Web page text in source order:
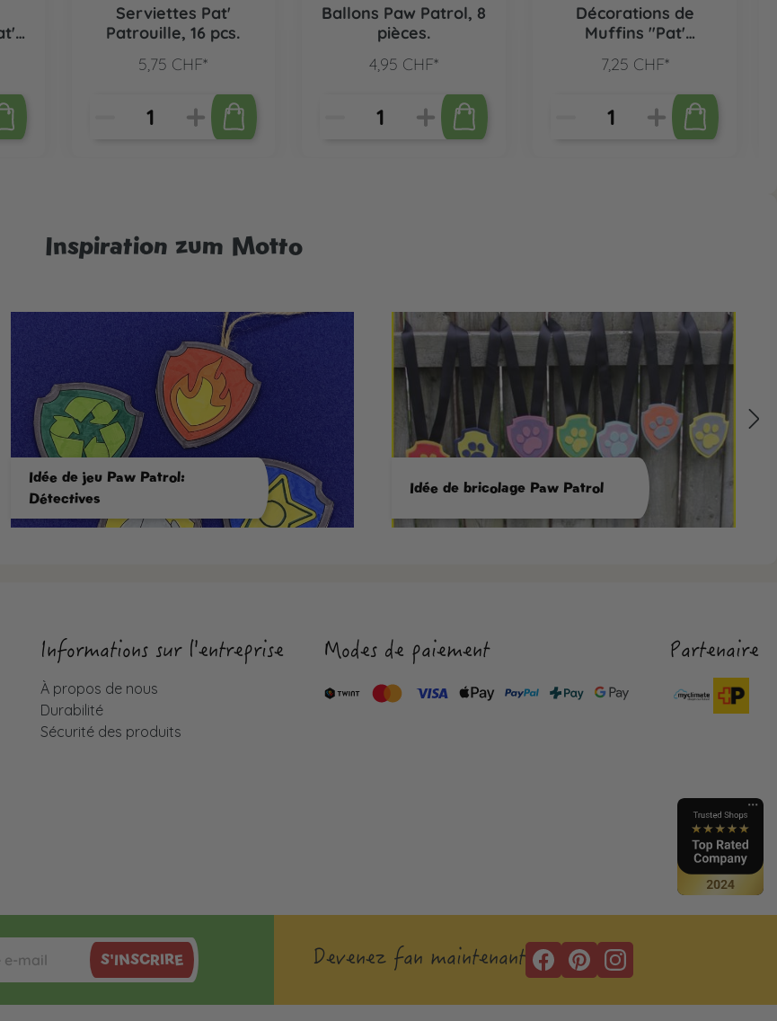
Serviettes Pat'
Patrouille, 16 pcs.
5,75 CHF*
Ballons Paw Patrol, 8
pièces.
4,95 CHF*
Décorations de
Muffins "Pat'
7,25 CHF*
Inspiration zum Motto
Idée de jeu Paw Patrol:
Détectives
Idée de bricolage Paw Patrol
Informations sur l'entreprise
À propos de nous
Durabilité
Sécurité des produits
Modes de paiement Partenaire
S'INSCRIRE Devenez fan maintenant